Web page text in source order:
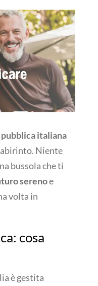
italiana
Niente
bussola che ti
serenoe
volta in
cosa
è gestita